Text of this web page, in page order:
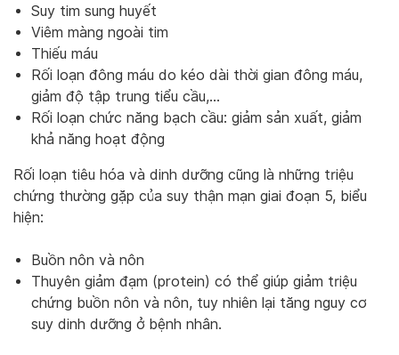
Suy tim sung huyết
Viêm màng ngoài tim
Thiếu máu
Rối loạn đông máu do kéo dài thời gian đông máu,
giảm độ tập trung tiểu cầu,…
Rối loạn chức năng bạch cầu: giảm sản xuất, giảm
khả năng hoạt động
Rối loạn tiêu hóa và dinh dưỡng cũng là những triệu
chứng thường gặp của suy thận mạn giai đoạn 5, biểu
hiện:
Buồn nôn và nôn
Thuyên giảm đạm (protein) có thể giúp giảm triệu
chứng buồn nôn và nôn, tuy nhiên lại tăng nguy cơ
suy dinh dưỡng ở bệnh nhân.